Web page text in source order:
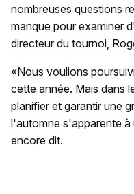
nombreuses questions
manque pour examiner
directeur du tournoi,
«Nous voulions
cette année. Mais dans
planifier et garantir une
l'automne s'apparente
encore dit.